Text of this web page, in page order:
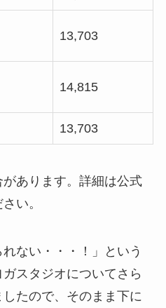
13,703
14,815
13,703
あります。詳細は公式
い。
れない・・・！」という
スタジオについてさら
たので、そのまま下に